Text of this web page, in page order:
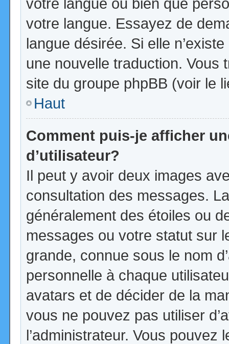
votre langue. Essayez de
langue désirée. Si elle
une nouvelle traduction. Vous
site du groupe phpBB (voir le
Haut
Comment puis-je afficher
d’utilisateur?
Il peut y avoir deux images
consultation des messages.
généralement des étoiles ou
messages ou votre statut sur
grande, connue sous le nom
personnelle à chaque
avatars et de décider de la
vous ne pouvez pas utiliser
l’administrateur. Vous